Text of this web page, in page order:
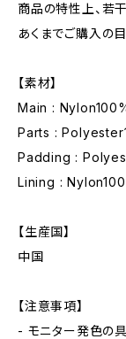
商品の特性上、若
あくまでご購入の
【素材】
Main :
Parts :
Padding :
Lining :
【生産国】
中国
【注意事項】
- モニター発色の